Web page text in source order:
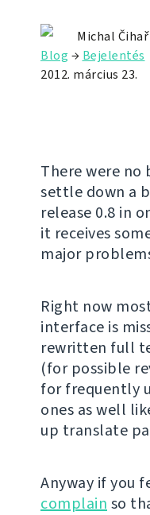
Michal Čihař
Blog → Bejelentés
2012. március 23.
There were no
settle down a
release 0.8 in
it receives
major
Right now
interface is
rewritten full
(for possible
for frequently
ones as well
up translate
Anyway if you
complain so